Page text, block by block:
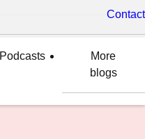
Contact
Podcasts
More
blogs